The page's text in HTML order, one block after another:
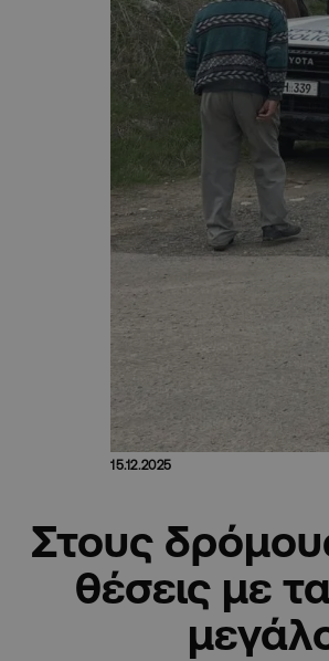
15.12.2025
Στους
θέσεις με